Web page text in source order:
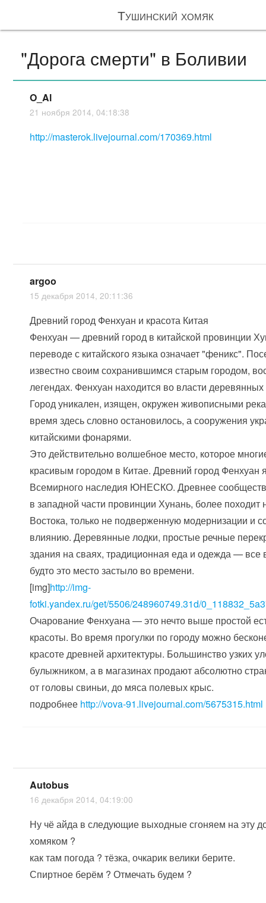
Тушинский хомяк
"Дорога смерти" в Боливии
O_Al
21 ноября 2014, 04:18:38
http://masterok.livejournal.com/170369.html
argoo
15 декабря 2014, 20:11:36
Древний город Фенхуан и красота Китая
Фенхуан — древний город в китайской провинции
переводе с китайского языка означает "феникс".
известно своим сохранившимся старым городом,
легендах. Фенхуан находится во власти
Город уникален, изящен, окружен живописными
время здесь словно остановилось, а сооружения
китайскими фонарями.
Это действительно волшебное место, которое
красивым городом в Китае. Древний город Фенхуан
Всемирного наследия ЮНЕСКО. Древнее
в западной части провинции Хунань, более
Востока, только не подверженную модернизации и
влиянию. Деревянные лодки, простые речные
здания на сваях, традиционная еда и одежда — все
будто это место застыло во времени.
[img]http://img-
fotki.yandex.ru/get/5506/248960749.31d/
Очарование Фенхуана — это нечто выше простой
красоты. Во время прогулки по городу можно
красоте древней архитектуры. Большинство узких
булыжником, а в магазинах продают абсолютно
от головы свиньи, до мяса полевых крыс.
подробнее http://vova-91.livejournal.com/5675315.html
Autobus
16 декабря 2014, 04:19:00
Ну чё айда в следующие выходные сгоняем на эту
хомяком ?
как там погода ? тёзка, очкарик велики берите.
Спиртное берём ? Отмечать будем ?